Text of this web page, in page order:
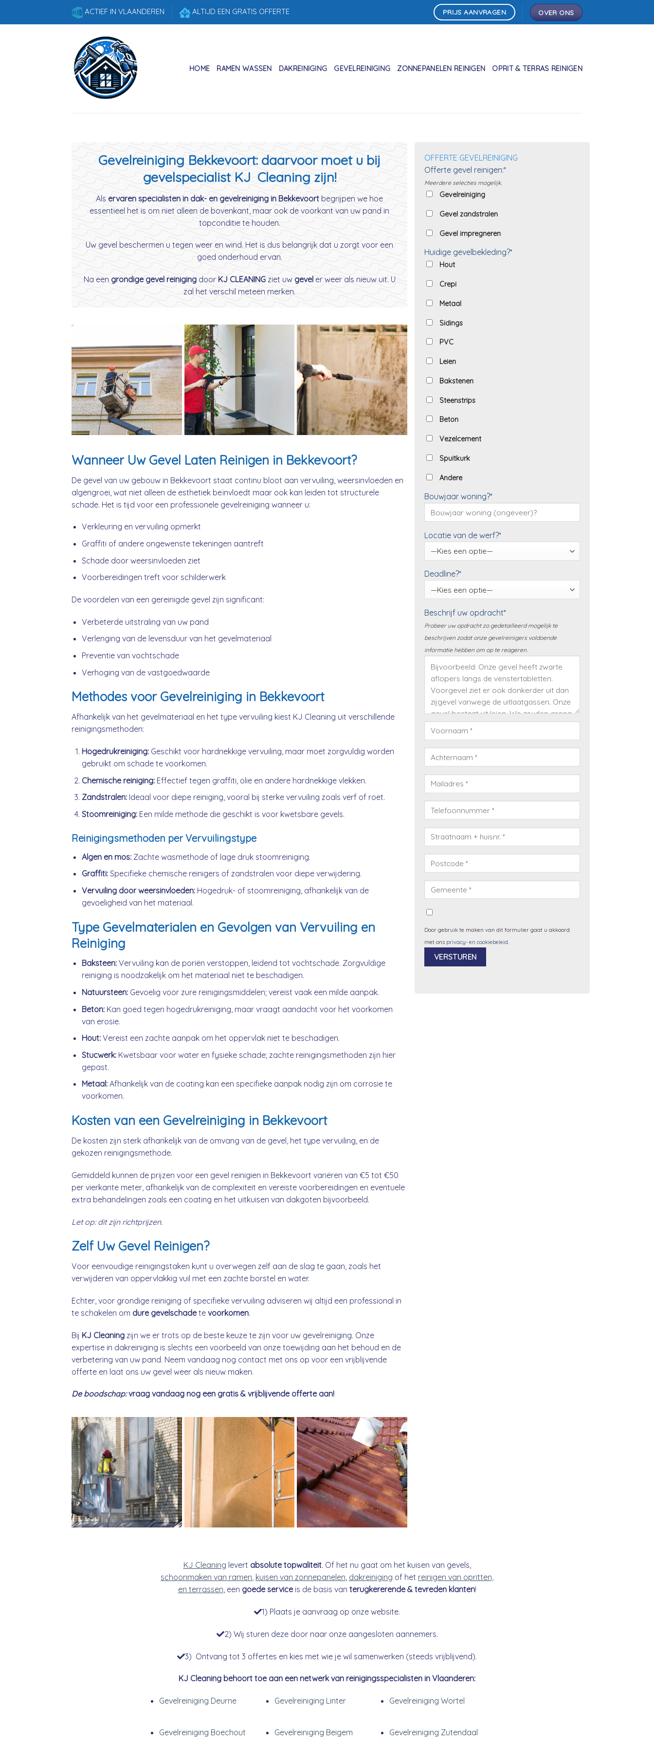
ACTIEF IN VLAANDEREN ALTIJD EEN GRATIS OFFERTE PRIJS AANVRAGEN OVER ONS
HOME RAMEN WASSEN DAKREINIGING GEVELREINIGING ZONNEPANELEN REINIGEN OPRIT & TERRAS REINIGEN
Gevelreiniging Bekkevoort: daarvoor moet u bij
gevelspecialist KJ Cleaning zijn!
Als ervaren specialisten in dak- en gevelreiniging in Bekkevoort begrijpen we hoe
essentieel het is om niet alleen de bovenkant, maar ook de voorkant van uw pand in
topconditie te houden.
Uw gevel beschermen u tegen weer en wind. Het is dus belangrijk dat u zorgt voor een
goed onderhoud ervan.
Na een grondige gevel reinigingdoorKJ CLEANINGziet uw geveler weer als nieuw uit. U
zal het verschil meteen merken.
Wanneer Uw Gevel Laten Reinigen in Bekkevoort?
De gevel van uw gebouw in Bekkevoort staat continu bloot aan vervuiling, weersinvloeden en
algengroei, wat niet alleen de esthetiek beïnvloedt maar ook kan leiden tot structurele
schade. Het is tijd voor een professionele gevelreiniging wanneer u:
Verkleuring en vervuiling opmerkt
Graffiti of andere ongewenste tekeningen aantreft
Schade door weersinvloeden ziet
Voorbereidingen treft voor schilderwerk
De voordelen van een gereinigde gevel zijn significant:
Verbeterde uitstraling van uw pand
Verlenging van de levensduur van het gevelmateriaal
Preventie van vochtschade
Verhoging van de vastgoedwaarde
Methodes voor Gevelreiniging in Bekkevoort
Afhankelijk van het gevelmateriaal en het type vervuiling kiest KJ Cleaning uit verschillende
reinigingsmethoden:
Hogedrukreiniging:Geschikt voor hardnekkige vervuiling, maar moet zorgvuldig worden
gebruikt om schade te voorkomen.
Chemische reiniging:Effectief tegen graffiti, olie en andere hardnekkige vlekken.
Zandstralen:Ideaal voor diepe reiniging, vooral bij sterke vervuiling zoals verf of roet.
Stoomreiniging:Een milde methode die geschikt is voor kwetsbare gevels.
Reinigingsmethoden per Vervuilingstype
Algen en mos:Zachte wasmethode of lage druk stoomreiniging.
Graffiti:Specifieke chemische reinigers of zandstralen voor diepe verwijdering.
Vervuiling door weersinvloeden:Hogedruk- of stoomreiniging, afhankelijk van de
gevoeligheid van het materiaal.
Type Gevelmaterialen en Gevolgen van Vervuiling en
Reiniging
Baksteen:Vervuiling kan de poriën verstoppen, leidend tot vochtschade. Zorgvuldige
reiniging is noodzakelijk om het materiaal niet te beschadigen.
Natuursteen:Gevoelig voor zure reinigingsmiddelen; vereist vaak een milde aanpak.
Beton:Kan goed tegen hogedrukreiniging, maar vraagt aandacht voor het voorkomen
van erosie.
Hout:Vereist een zachte aanpak om het oppervlak niet te beschadigen.
Stucwerk:Kwetsbaar voor water en fysieke schade; zachte reinigingsmethoden zijn hier
gepast.
Metaal:Afhankelijk van de coating kan een specifieke aanpak nodig zijn om corrosie te
voorkomen.
Kosten van een Gevelreiniging in Bekkevoort
De kosten zijn sterk afhankelijk van de omvang van de gevel, het type vervuiling, en de
gekozen reinigingsmethode.
Gemiddeld kunnen de prijzen voor een gevel reinigien in Bekkevoort variëren van €5 tot €50
per vierkante meter, afhankelijk van de complexiteit en vereiste voorbereidingen en eventuele
extra behandelingen zoals een coating en het uitkuisen van dakgoten bijvoorbeeld.
Let op: dit zijn richtprijzen.
Zelf Uw Gevel Reinigen?
Voor eenvoudige reinigingstaken kunt u overwegen zelf aan de slag te gaan, zoals het
verwijderen van oppervlakkig vuil met een zachte borstel en water.
Echter, voor grondige reiniging of specifieke vervuiling adviseren wij altijd een professional in
te schakelen om dure gevelschadete voorkomen.
Bij KJ Cleaning zijn we er trots op de beste keuze te zijn voor uw gevelreiniging. Onze
expertise in dakreiniging is slechts een voorbeeld van onze toewijding aan het behoud en de
verbetering van uw pand. Neem vandaag nog contact met ons op voor een vrijblijvende
offerte en laat ons uw gevel weer als nieuw maken.
De boodschap:vraag vandaag nog een gratis & vrijblijvende offerte aan!
OFFERTE GEVELREINIGING
Offerte gevel reinigen:*
Meerdere selecties mogelijk.
Gevelreiniging
Gevel zandstralen
Gevel impregneren
Huidige gevelbekleding?*
Hout
Crepi
Metaal
Sidings
PVC
Leien
Bakstenen
Steenstrips
Beton
Vezelcement
Spuitkurk
Andere
Bouwjaar woning?*
Locatie van de werf?*
Deadline?*
Beschrijf uw opdracht*
Probeer uw opdracht zo gedetailleerd mogelijk te
beschrijven zodat onze gevelreinigers voldoende
informatie hebben om op te reageren.
Door gebruik te maken van dit formulier gaat u akkoord
met ons privacy- en cookiebeleid.
KJ Cleaning levert absolute topwaliteit. Of het nu gaat om het kuisen van gevels,
schoonmaken van ramen, kuisen van zonnepanelen, dakreiniging of het reinigen van opritten,
en terrassen, een goede serviceis de basis van terugkererende & tevreden klanten!
1) Plaats je aanvraag op onze website.
2) Wij sturen deze door naar onze aangesloten aannemers.
3) Ontvang tot 3 offertes en kies met wie je wil samenwerken (steeds vrijblijvend).
KJ Cleaning behoort toe aan een netwerk van reinigingsspecialisten in Vlaanderen:
Gevelreiniging Deurne Gevelreiniging Linter Gevelreiniging Wortel
Gevelreiniging Boechout Gevelreiniging Beigem Gevelreiniging Zutendaal